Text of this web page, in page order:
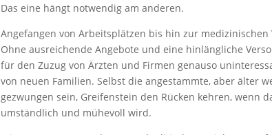
Das eine hängt notwendig am anderen.
Angefangen von Arbeitsplätzen bis hin zur medizinischen
Ohne ausreichende Angebote und eine hinlängliche
für den Zuzug von Ärzten und Firmen genauso
von neuen Familien. Selbst die angestammte, aber älter
gezwungen sein, Greifenstein den Rücken kehren, wenn
umständlich und mühevoll wird.